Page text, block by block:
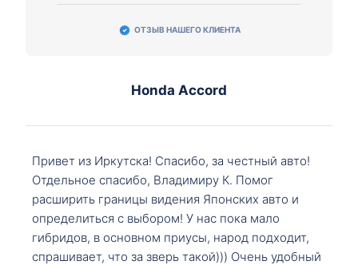
ОТЗЫВ НАШЕГО КЛИЕНТА
Honda Accord
Привет из Иркутска! Спасибо, за честный авто!
Отдельное спасибо, Владимиру К. Помог
расширить границы видения Японских авто и
определиться с выбором! У нас пока мало
гибридов, в основном приусы, народ подходит,
спрашивает, что за зверь такой))) Очень удобный